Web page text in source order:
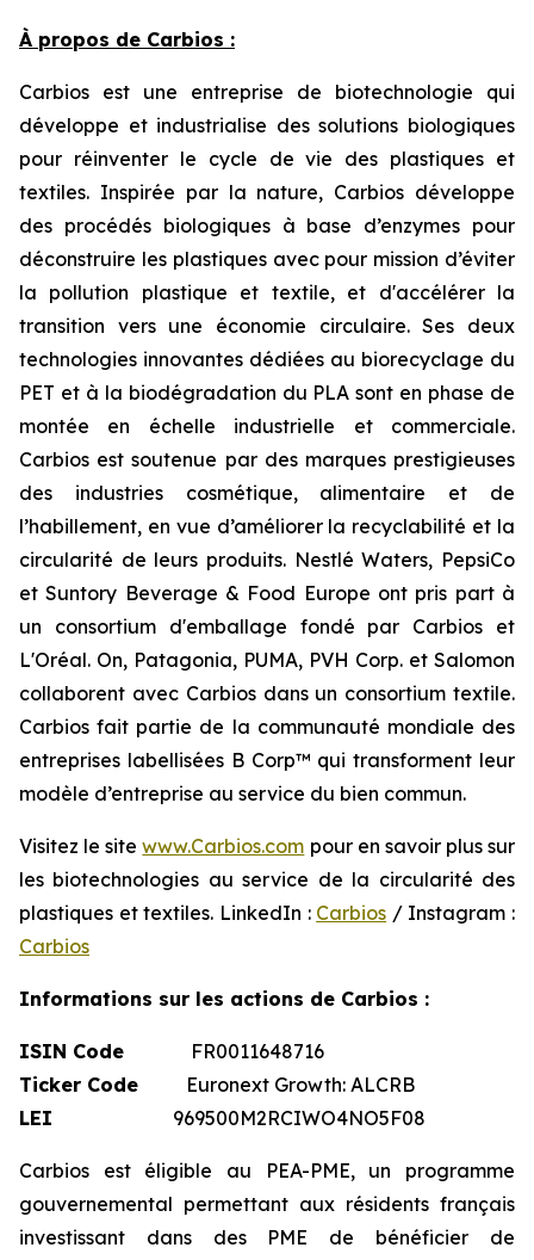
À propos de Carbios :
Carbios est une entreprise de biotechnologie qui
développe et industrialise des solutions biologiques
pour réinventer le cycle de vie des plastiques et
textiles. Inspirée par la nature, Carbios développe
des procédés biologiques à base d’enzymes pour
déconstruire les plastiques avec pour mission d’éviter
la pollution plastique et textile, et d'accélérer la
transition vers une économie circulaire. Ses deux
technologies innovantes dédiées au biorecyclage du
PET et à la biodégradation du PLA sont en phase de
montée en échelle industrielle et commerciale.
Carbios est soutenue par des marques prestigieuses
des industries cosmétique, alimentaire et de
l’habillement, en vue d’améliorer la recyclabilité et la
circularité de leurs produits. Nestlé Waters, PepsiCo
et Suntory Beverage & Food Europe ont pris part à
un consortium d'emballage fondé par Carbios et
L'Oréal. On, Patagonia, PUMA, PVH Corp. et Salomon
collaborent avec Carbios dans un consortium textile.
Carbios fait partie de la communauté mondiale des
entreprises labellisées B Corp™ qui transforment leur
modèle d’entreprise au service du bien commun.
Visitez le sitewww.Carbios.com pour en savoir plus sur
les biotechnologies au service de la circularité des
plastiques et textiles. LinkedIn : Carbios / Instagram :
Carbios
Informations sur les actions de Carbios :
ISIN Code FR0011648716
Ticker Code Euronext Growth: ALCRB
LEI
969500M2RCIWO4NO5F08
Carbios est éligible au PEA-PME, un programme
gouvernemental permettant aux résidents français
investissant dans des PME de bénéficier de